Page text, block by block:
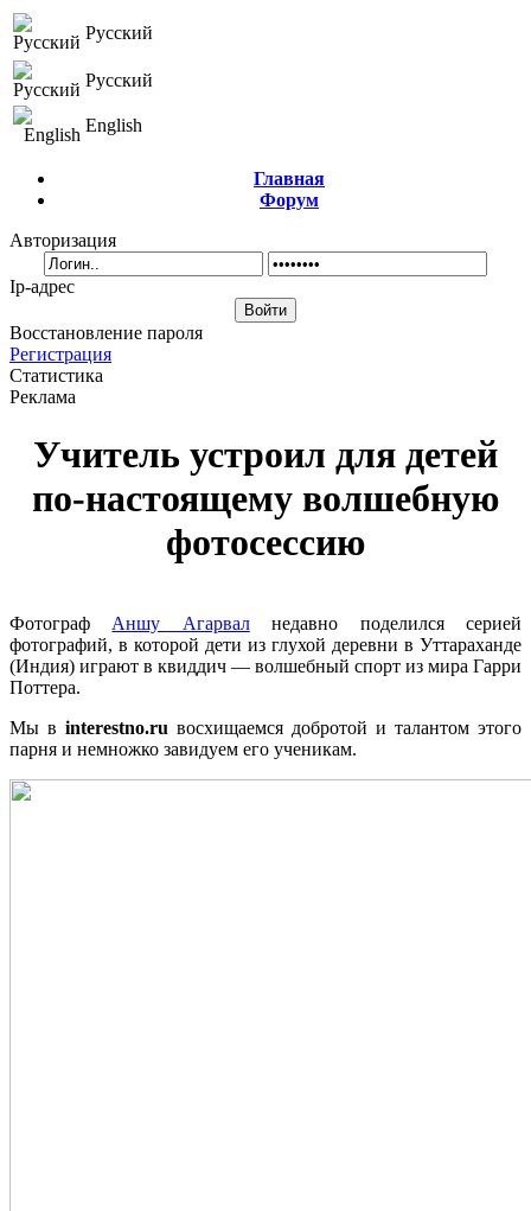
Русский
Русский
English
Главная
Форум
Авторизация
Ip-адрес
Восстановление пароля
Регистрация
Статистика
Реклама
Учитель устроил для детей
по-настоящему волшебную
фотосессию
Фотограф Аншу Агарвалнедавно поделился серией
фотографий, в которой дети из глухой деревни в Уттараханде
(Индия) играют в квиддич — волшебный спорт из мира Гарри
Поттера.
Мы в interestno.ru восхищаемся добротой и талантом этого
парня и немножко завидуем его ученикам.